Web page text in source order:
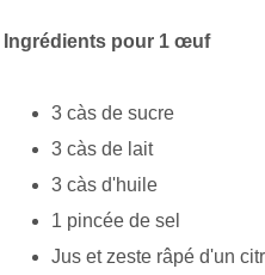
Ingrédients pour 1 œuf
3 càs de sucre
3 càs de lait
3 càs d'huile
1 pincée de sel
Jus et zeste râpé d'un